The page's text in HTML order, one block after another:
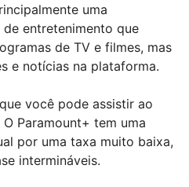
uma
entretenimento que
de TV e filmes, mas
e notícias na plataforma.
você pode assistir ao
Paramount+ tem uma
por uma taxa muito baixa,
intermináveis.